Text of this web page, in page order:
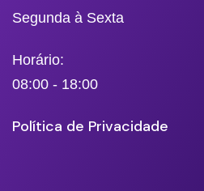
Segunda à Sexta
Horário:
08:00 - 18:00
Política de Privacidade